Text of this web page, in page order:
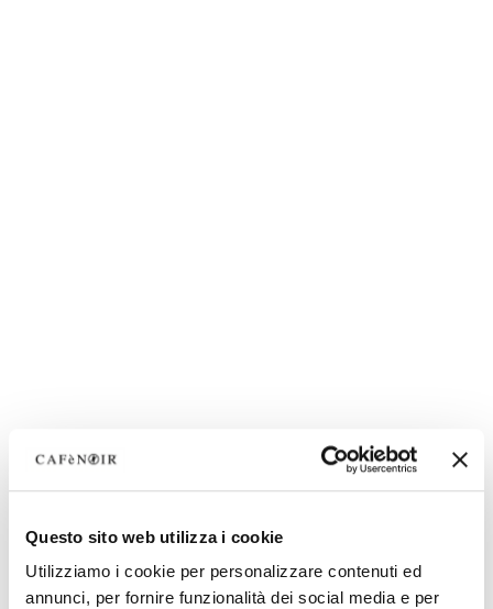
Questo sito web utilizza i cookie
Utilizziamo i cookie per personalizzare contenuti ed
annunci, per fornire funzionalità dei social media e per